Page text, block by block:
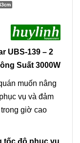
UBS-139 – 2
Suất 3000W
muốn nâng
vụ và đảm
giờ cao